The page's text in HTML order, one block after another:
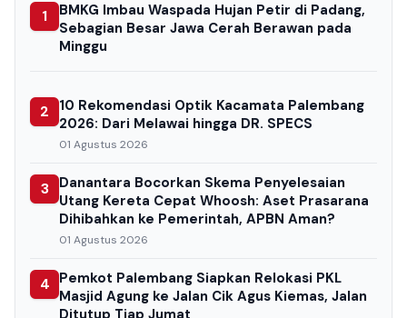
1
BMKG Imbau Waspada Hujan Petir di Padang,
Sebagian Besar Jawa Cerah Berawan pada
Minggu
2
10 Rekomendasi Optik Kacamata Palembang
2026: Dari Melawai hingga DR. SPECS
01 Agustus 2026
3
Danantara Bocorkan Skema Penyelesaian
Utang Kereta Cepat Whoosh: Aset Prasarana
Dihibahkan ke Pemerintah, APBN Aman?
01 Agustus 2026
4 Pemkot Palembang Siapkan Relokasi PKL
Masjid Agung ke Jalan Cik Agus Kiemas, Jalan